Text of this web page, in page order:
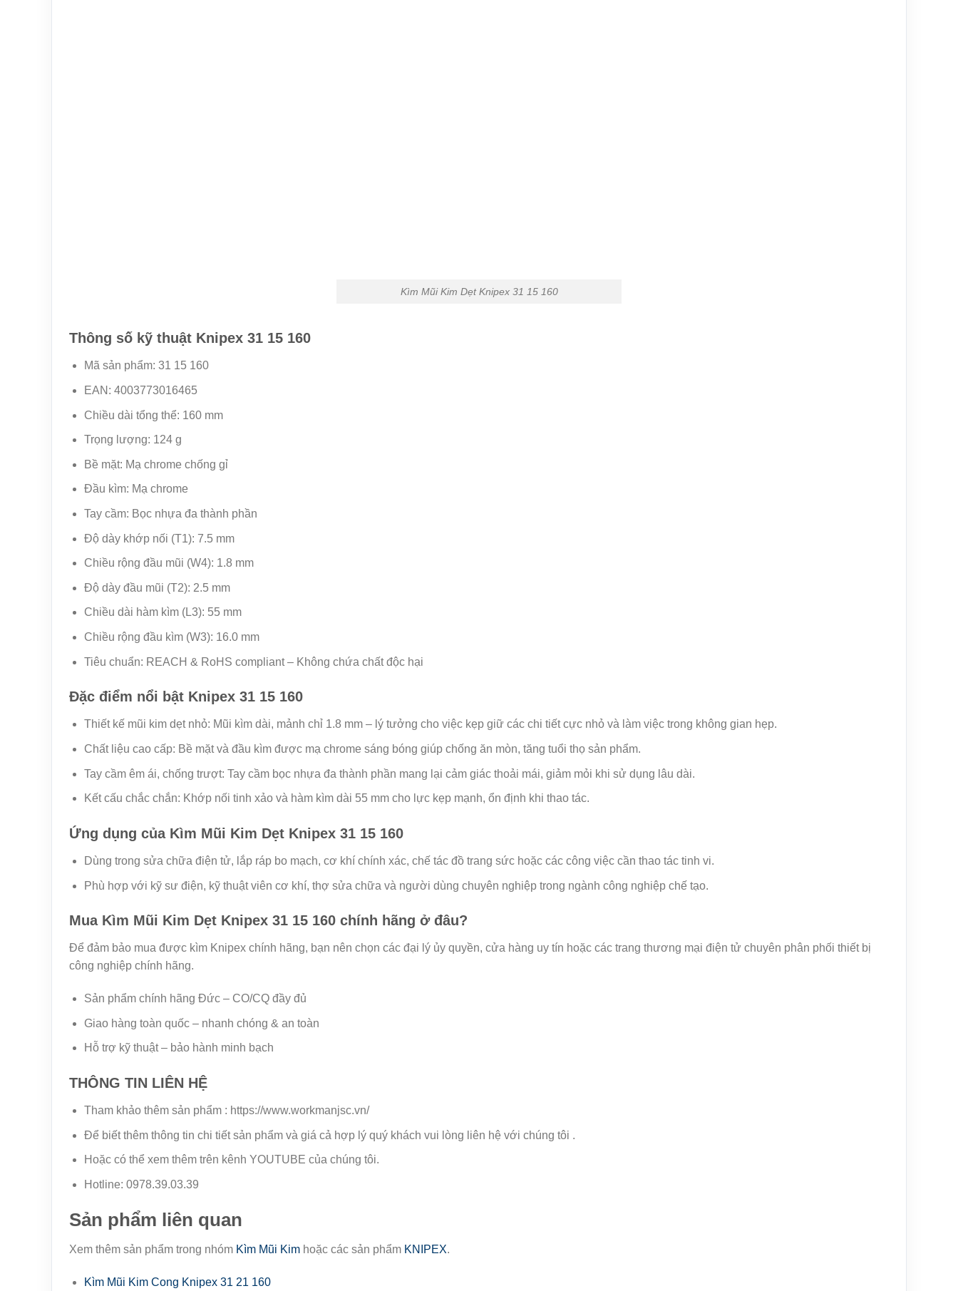
Kìm Mũi Kim Dẹt Knipex 31 15 160
Thông số kỹ thuật Knipex 31 15 160
Mã sản phẩm: 31 15 160
EAN: 4003773016465
Chiều dài tổng thể: 160 mm
Trọng lượng: 124 g
Bề mặt: Mạ chrome chống gỉ
Đầu kìm: Mạ chrome
Tay cầm: Bọc nhựa đa thành phần
Độ dày khớp nối (T1): 7.5 mm
Chiều rộng đầu mũi (W4): 1.8 mm
Độ dày đầu mũi (T2): 2.5 mm
Chiều dài hàm kìm (L3): 55 mm
Chiều rộng đầu kìm (W3): 16.0 mm
Tiêu chuẩn: REACH & RoHS compliant – Không chứa chất độc hại
Đặc điểm nổi bật Knipex 31 15 160
Thiết kế mũi kim dẹt nhỏ: Mũi kìm dài, mảnh chỉ 1.8 mm – lý tưởng cho việc kẹp giữ các chi tiết cực nhỏ và làm việc trong không gian hẹp.
Chất liệu cao cấp: Bề mặt và đầu kìm được mạ chrome sáng bóng giúp chống ăn mòn, tăng tuổi thọ sản phẩm.
Tay cầm êm ái, chống trượt: Tay cầm bọc nhựa đa thành phần mang lại cảm giác thoải mái, giảm mỏi khi sử dụng lâu dài.
Kết cấu chắc chắn: Khớp nối tinh xảo và hàm kìm dài 55 mm cho lực kẹp mạnh, ổn định khi thao tác.
Ứng dụng của Kìm Mũi Kim Dẹt Knipex 31 15 160
Dùng trong sửa chữa điện tử, lắp ráp bo mạch, cơ khí chính xác, chế tác đồ trang sức hoặc các công việc cần thao tác tinh vi.
Phù hợp với kỹ sư điện, kỹ thuật viên cơ khí, thợ sửa chữa và người dùng chuyên nghiệp trong ngành công nghiệp chế tạo.
Mua Kìm Mũi Kim Dẹt Knipex 31 15 160 chính hãng ở đâu?
Để đảm bảo mua được kìm Knipex chính hãng, bạn nên chọn các đại lý ủy quyền, cửa hàng uy tín hoặc các trang thương mại điện tử chuyên phân phối thiết bị
công nghiệp chính hãng.
Sản phẩm chính hãng Đức – CO/CQ đầy đủ
Giao hàng toàn quốc – nhanh chóng & an toàn
Hỗ trợ kỹ thuật – bảo hành minh bạch
THÔNG TIN LIÊN HỆ
Tham khảo thêm sản phẩm : https://www.workmanjsc.vn/
Để biết thêm thông tin chi tiết sản phẩm và giá cả hợp lý quý khách vui lòng liên hệ với chúng tôi .
Hoặc có thể xem thêm trên kênh YOUTUBE của chúng tôi.
Hotline: 0978.39.03.39
Sản phẩm liên quan
Xem thêm sản phẩm trong nhóm Kìm Mũi Kim hoặc các sản phẩm KNIPEX.
Kìm Mũi Kim Cong Knipex 31 21 160